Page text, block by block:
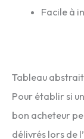
Facile à
Tableau
Pour établir si
bon acheteur
délivrés lors de